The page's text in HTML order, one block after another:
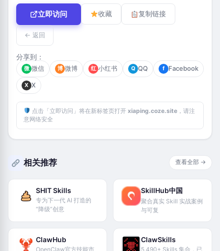
立即访问 收藏 复制链接
← 返回
分享到：
微 微信 博 微博 红 小红书 Q QQ f Facebook
X X
点击「立即访问」将在新标签页打开 xiaping.coze.site，请注
意网络安全
相关推荐 查看全部 →
SHIT Skills
专为下一代 AI 打造的
“降级”创意
SkillHub中国
聚合真实 Skill 实战案例
与可复
ClawHub
OpenClaw官方技能市
ClawSkills
5,490+ Skills 集合，已